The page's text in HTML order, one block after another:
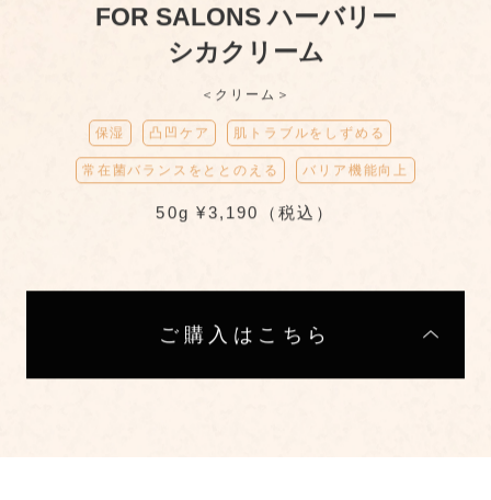
FOR SALONS ハーバリー
シカクリーム
＜クリーム＞
保湿 凸凹ケア 肌トラブルをしずめる
常在菌バランスをととのえる バリア機能向上
50g ¥3,190（税込）
ご購入はこちら